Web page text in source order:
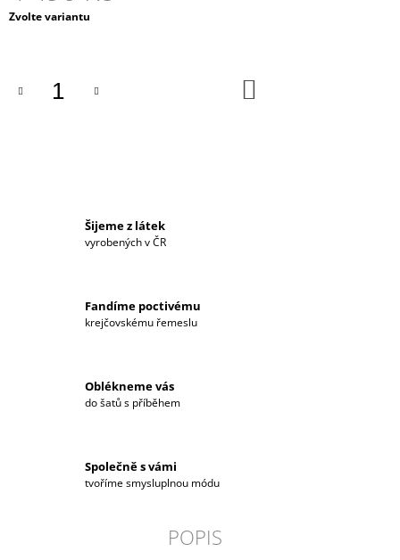
Měrná
Zvolte variantu
Šijeme z látek
vyrobených v ČR
Fandíme poctivému
krejčovskému řemeslu
Oblékneme vás
do šatů s příběhem
Společně s vámi
tvoříme smysluplnou módu
POPIS